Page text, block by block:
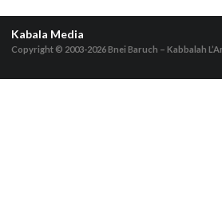
Kabala Media
Copyright © 2003-2026Bnei Baruch – Kabbalah